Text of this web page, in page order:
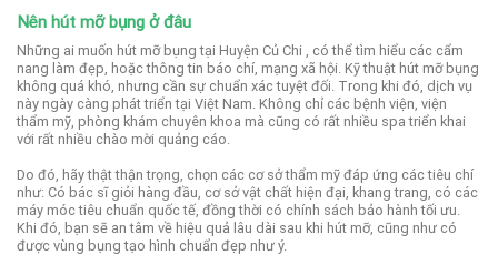
Nên hút mỡ bụng ở đâu
Những ai muốn hút mỡ bụng tại Huyện Củ Chi , có thể tìm hiểu các cẩm
nang làm đẹp, hoặc thông tin báo chí, mạng xã hội. Kỹ thuật hút mỡ bụng
không quá khó, nhưng cần sự chuẩn xác tuyệt đối. Trong khi đó, dịch vụ
này ngày càng phát triển tại Việt Nam. Không chỉ các bệnh viện, viện
thẩm mỹ, phòng khám chuyên khoa mà cũng có rất nhiều spa triển khai
với rất nhiều chào mời quảng cáo.
Do đó, hãy thật thận trọng, chọn các cơ sở thẩm mỹ đáp ứng các tiêu chí
như: Có bác sĩ giỏi hàng đầu, cơ sở vật chất hiện đại, khang trang, có các
máy móc tiêu chuẩn quốc tế, đồng thời có chính sách bảo hành tối ưu.
Khi đó, bạn sẽ an tâm về hiệu quả lâu dài sau khi hút mỡ, cũng như có
được vùng bụng tạo hình chuẩn đẹp như ý.